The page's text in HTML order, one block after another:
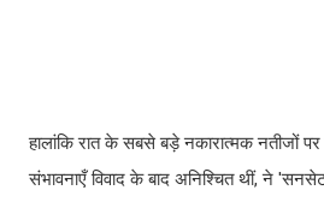
हालांकि रात के सबसे बड़े नकारात्मक नतीजों
संभावनाएँ विवाद के बाद अनिश्चित थीं, ने